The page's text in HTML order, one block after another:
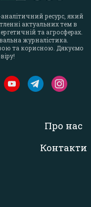
ресурс, який
актуальних тем в
та агросферах.
журналістика.
та корисною. Дякуємо
Про нас
Контакти